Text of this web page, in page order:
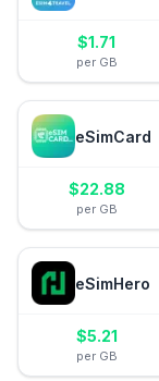
$1.71
per GB
eSimCard
$22.88
per GB
eSimHero
$5.21
per GB